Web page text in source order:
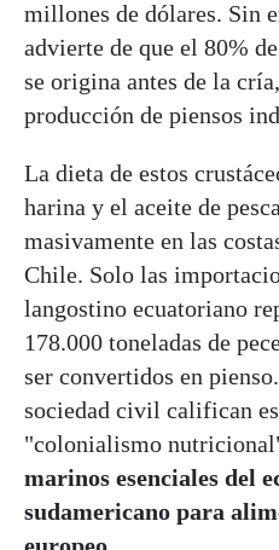
millones de dólares. Sin
advierte de que el 80%
se origina antes de la
producción de piensos
La dieta de estos
harina y el aceite de
masivamente en las
Chile. Solo las
langostino ecuatoriano
178.000 toneladas de
ser convertidos en
sociedad civil califican
"colonialismo
marinos esenciales del
sudamericano para